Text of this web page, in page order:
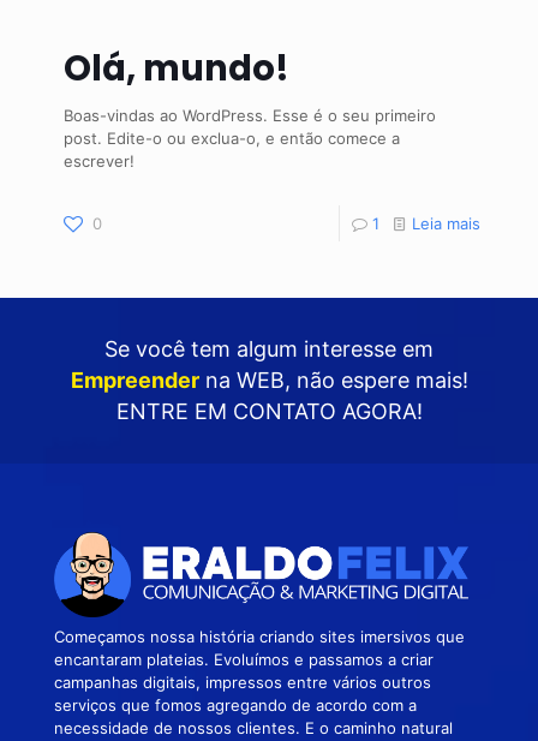
Olá, mundo!
Boas-vindas ao WordPress. Esse é o seu primeiro
post. Edite-o ou exclua-o, e então comece a
escrever!
0 1 Leia mais
Se você tem algum interesse em
Empreenderna WEB, não espere mais!
ENTRE EM CONTATO AGORA!
Começamos nossa história criando sites imersivos que
encantaram plateias. Evoluímos e passamos a criar
campanhas digitais, impressos entre vários outros
serviços que fomos agregando de acordo com a
necessidade de nossos clientes. E o caminho natural